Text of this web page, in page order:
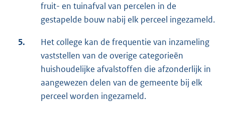
fruit- en tuinafval van percelen in de
gestapelde bouw nabij elk perceel ingezameld.
5.
Het college kan de frequentie van inzameling
vaststellen van de overige categorieën
huishoudelijke afvalstoffen die afzonderlijk in
aangewezen delen van de gemeente bij elk
perceel worden ingezameld.